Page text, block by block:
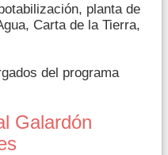
planta de
Carta de la Tierra,
del programa
Galardón